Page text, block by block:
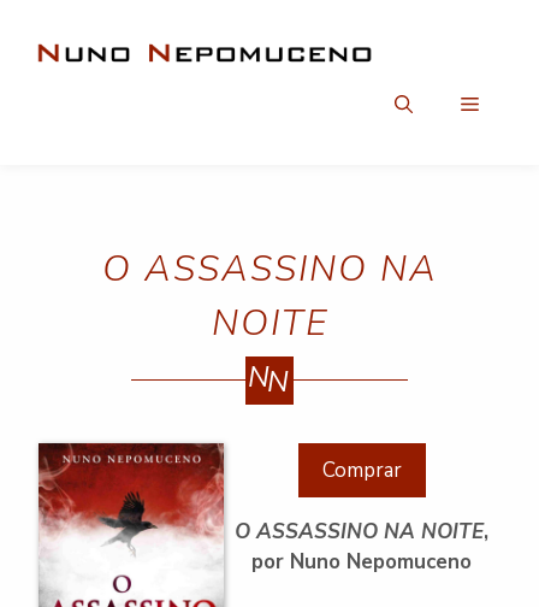
para
Menu
O ASSASSINO NA
NOITE
NN
Comprar
O ASSASSINO NA NOITE,
por Nuno Nepomuceno